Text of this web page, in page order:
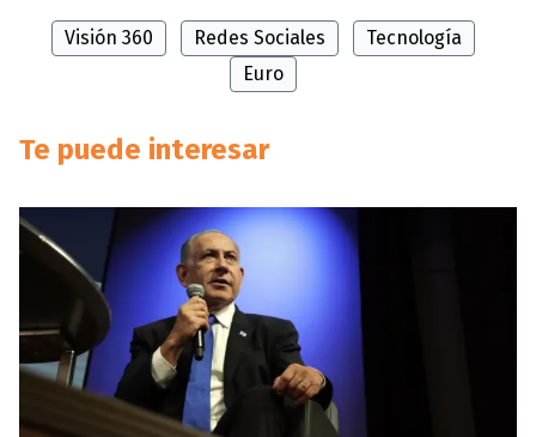
Visión 360 Redes Sociales
Tecnología
Euro
Te puede interesar